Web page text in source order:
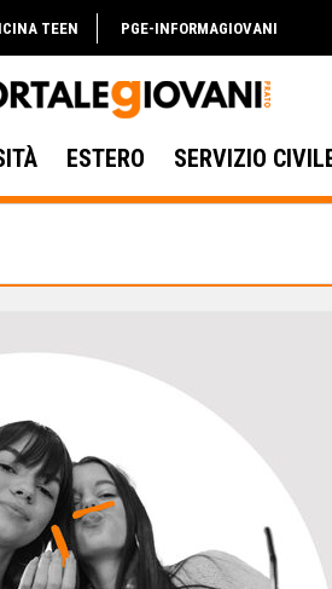
TEEN PGE-INFORMAGIOVANI
ESTERO SERVIZIO